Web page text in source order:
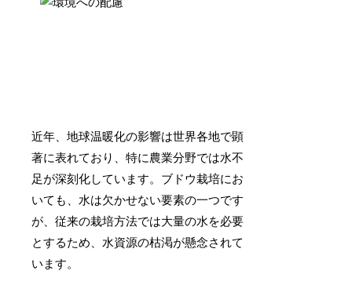
近年、地球温暖化の影響は世界各地で顕
著に表れており、特に農業分野では水不
足が深刻化しています。ブドウ栽培にお
いても、水は欠かせない要素の一つです
が、従来の栽培方法では大量の水を必要
とするため、水資源の枯渇が懸念されて
います。